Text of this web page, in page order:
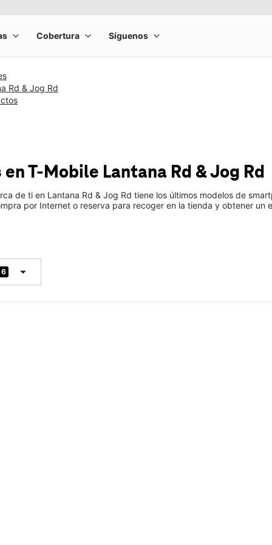
Rd & Jog Rd
en T-Mobile Lantana Rd & Jog Rd
de ti en Lantana Rd & Jog Rd tiene los últimos modelos de
por Internet o reserva para recoger en la tienda y obtener
6 arrow_drop_down